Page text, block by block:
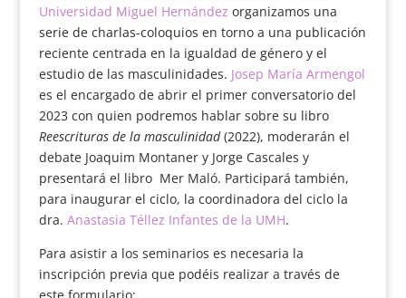
Universidad Miguel Hernández organizamos una
serie de charlas-coloquios en torno a una publicación
reciente centrada en la igualdad de género y el
estudio de las masculinidades. Josep María Armengol
es el encargado de abrir el primer conversatorio del
2023 con quien podremos hablar sobre su libro
Reescrituras de la masculinidad(2022), moderarán el
debate Joaquim Montaner y Jorge Cascales y
presentará el libro Mer Maló. Participará también,
para inaugurar el ciclo, la coordinadora del ciclo la
dra. Anastasia Téllez Infantes de la UMH.
Para asistir a los seminarios es necesaria la
inscripción previa que podéis realizar a través de